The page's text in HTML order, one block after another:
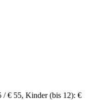
/ € 55, Kinder (bis 12): €